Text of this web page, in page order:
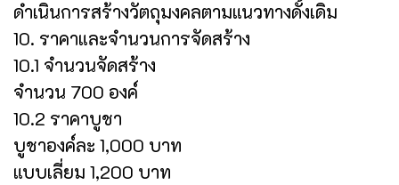
ดำเนินการสร้างวัตถุมงคลตามแนวทางดั้งเดิม
10. ราคาและจำนวนการจัดสร้าง
10.1 จำนวนจัดสร้าง
จำนวน 700 องค์
10.2 ราคาบูชา
บูชาองค์ละ 1,000 บาท
แบบเลี่ยม 1,200 บาท